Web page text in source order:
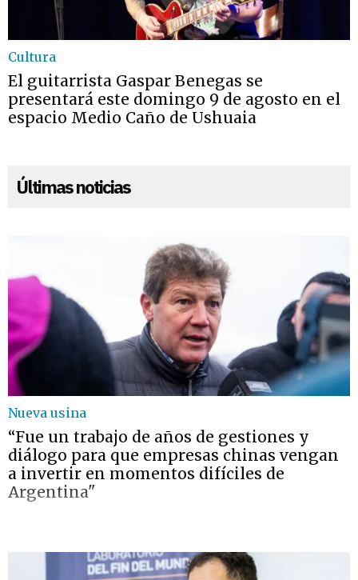
Cultura
El guitarrista Gaspar Benegas se
presentará este domingo 9 de agosto en el
espacio Medio Caño de Ushuaia
Últimas noticias
Nueva usina
“Fue un trabajo de años de gestiones y
diálogo para que empresas chinas vengan
a invertir en momentos difíciles de
Argentina"